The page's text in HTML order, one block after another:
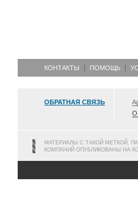
КОНТАКТЫ ПОМОЩЬ
ОБРАТНАЯ СВЯЗЬ
О
МАТЕРИАЛЫ С ТАКОЙ МЕТКОЙ,
КОМПАНИЙ ОПУБЛИКОВАНЫ НА